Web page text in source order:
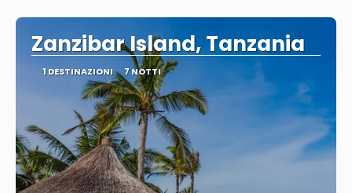
Zanzibar Island, Tanzania
1 DESTINAZIONI 7 NOTTI